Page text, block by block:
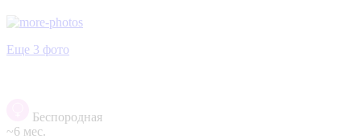
Еще 3 фото
Беспородная
~6 мес.